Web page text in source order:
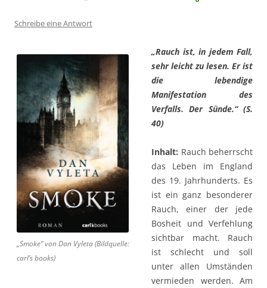
Schreibe eine Antwort
„Smoke“ von Dan Vyleta (Bildquelle:
carl’s books)
„Rauch ist, in jedem Fall,
sehr leicht zu lesen. Er ist
die lebendige
Manifestation des
Verfalls. Der Sünde.“ (S.
40)
Inhalt: Rauch beherrscht
das Leben im England
des 19. Jahrhunderts. Es
ist ein ganz besonderer
Rauch, einer der jede
Bosheit und Verfehlung
sichtbar macht. Rauch
ist schlecht und soll
unter allen Umständen
vermieden werden. Am